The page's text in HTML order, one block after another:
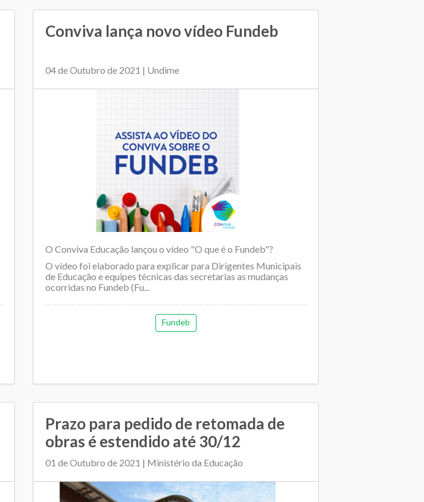
Conviva lança novo vídeo Fundeb
04 de Outubro de 2021 | Undime
O Conviva Educação lançou o vídeo "O que é o Fundeb"?
O vídeo foi elaborado para explicar para Dirigentes Municipais
de Educação e equipes técnicas das secretarias as mudanças
ocorridas no Fundeb (Fu...
Fundeb
Prazo para pedido de retomada de
obras é estendido até 30/12
01 de Outubro de 2021 | Ministério da Educação